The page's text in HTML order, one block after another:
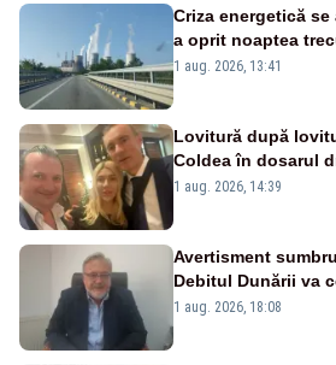
Criza energetică se
a oprit noaptea
de la Rovinari
1 aug. 2026, 13:41
Lovitură după
Coldea în dosarul
Păcuraru explică
1 aug. 2026, 14:39
Avertisment
Debitul Dunării va
Cernavodă s-ar
1 aug. 2026, 18:08